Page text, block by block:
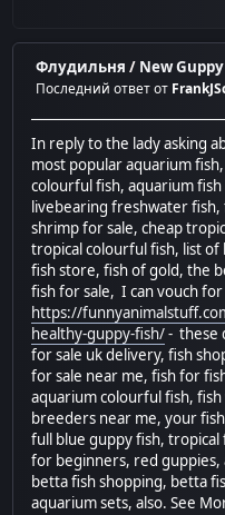
Флудильня/ New
Последний ответ от
In reply to the lady asking
most popular aquarium
colourful fish, aquarium
livebearing freshwater fish,
shrimp for sale, cheap
tropical colourful fish, list of
fish store, fish of gold, the
fish for sale, I can vouch
https://
healthy-guppy-fish/- these
for sale uk delivery, fish
for sale near me, fish for
aquarium colourful fish,
breeders near me, your
full blue guppy fish,
for beginners, red guppies,
betta fish shopping, betta
aquarium sets, also. See